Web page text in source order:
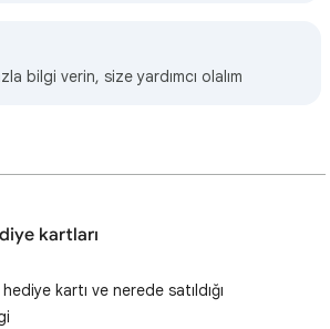
bilgi verin, size yardımcı olalım
kartları
kartı ve nerede satıldığı